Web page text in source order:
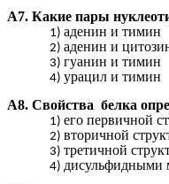
А7. Какие пары
аденин и тимин
аденин и
гуанин и тимин
урацил и тимин
А8. Свойства белка
его первичной
вторичной
третичной
дисульфидными